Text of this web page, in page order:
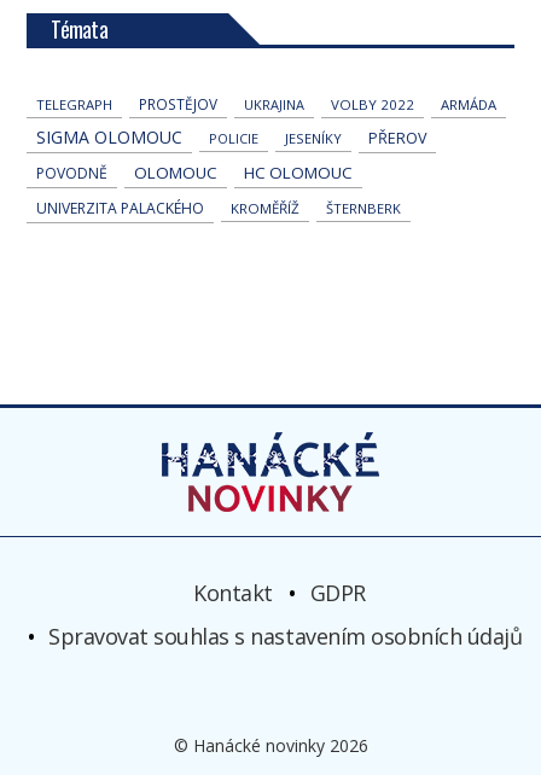
Témata
TELEGRAPH PROSTĚJOV UKRAJINA VOLBY 2022 ARMÁDA
SIGMA OLOMOUC POLICIE JESENÍKY
PŘEROV
POVODNĚ
OLOMOUC HC OLOMOUC
UNIVERZITA PALACKÉHO KROMĚŘÍŽ ŠTERNBERK
Kontakt
GDPR
Spravovat souhlas s nastavením osobních údajů
© Hanácké novinky 2026